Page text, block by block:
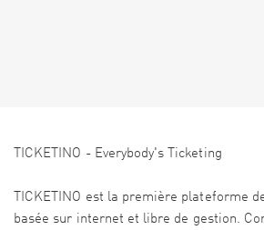
TICKETINO - Everybody's Ticketing
TICKETINO est la première plateforme
basée sur internet et libre de gestion.